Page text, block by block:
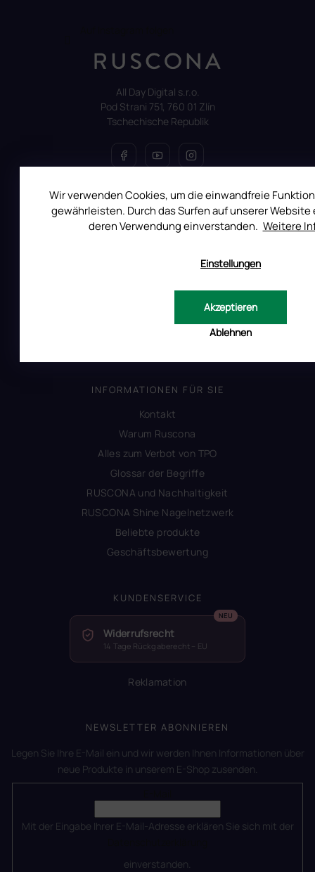
Wir verwenden Cookies, um die einwandfreie
gewährleisten. Durch das Surfen auf unserer Website
deren Verwendung einverstanden. Weitere
Einstellungen
Ablehnen
Akzeptieren
All Day Digital s.r.o.
Pod Strani 751, 760 01 Zlín
Tschechische Republik
ALLES ÜBER DEN EINKAUF
Reklamation
Datenschutzerklärung
Impressum
INFORMATIONEN FÜR SIE
Kontakt
Warum Ruscona
Alles zum Verbot von TPO
Glossar der Begriffe
RUSCONA und Nachhaltigkeit
RUSCONA Shine Nagelnetzwerk
Beliebte produkte
Geschäftsbewertung
KUNDENSERVICE
Widerrufsrecht
14 Tage Rückgaberecht – EU
Reklamation
NEWSLETTER ABONNIEREN
Legen Sie Ihre E-Mail ein und wir werden Ihnen Informationen über
neue Produkte in unserem E-Shop zusenden.
Mit der Eingabe Ihrer E-Mail-Adresse erklären Sie sich mit der
einverstanden.